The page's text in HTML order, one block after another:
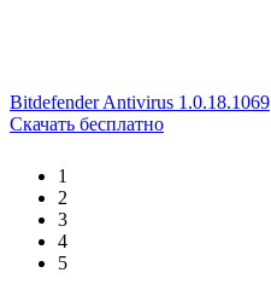
Bitdefender Antivirus 1.0.18.1069
Скачать бесплатно
1
2
3
4
5